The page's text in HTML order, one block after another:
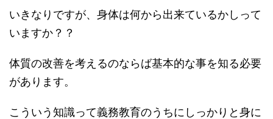
いきなりですが、身体は何から出来ているかしって
いますか？？
体質の改善を考えるのならば基本的な事を知る必要
があります。
こういう知識って義務教育のうちにしっかりと身に